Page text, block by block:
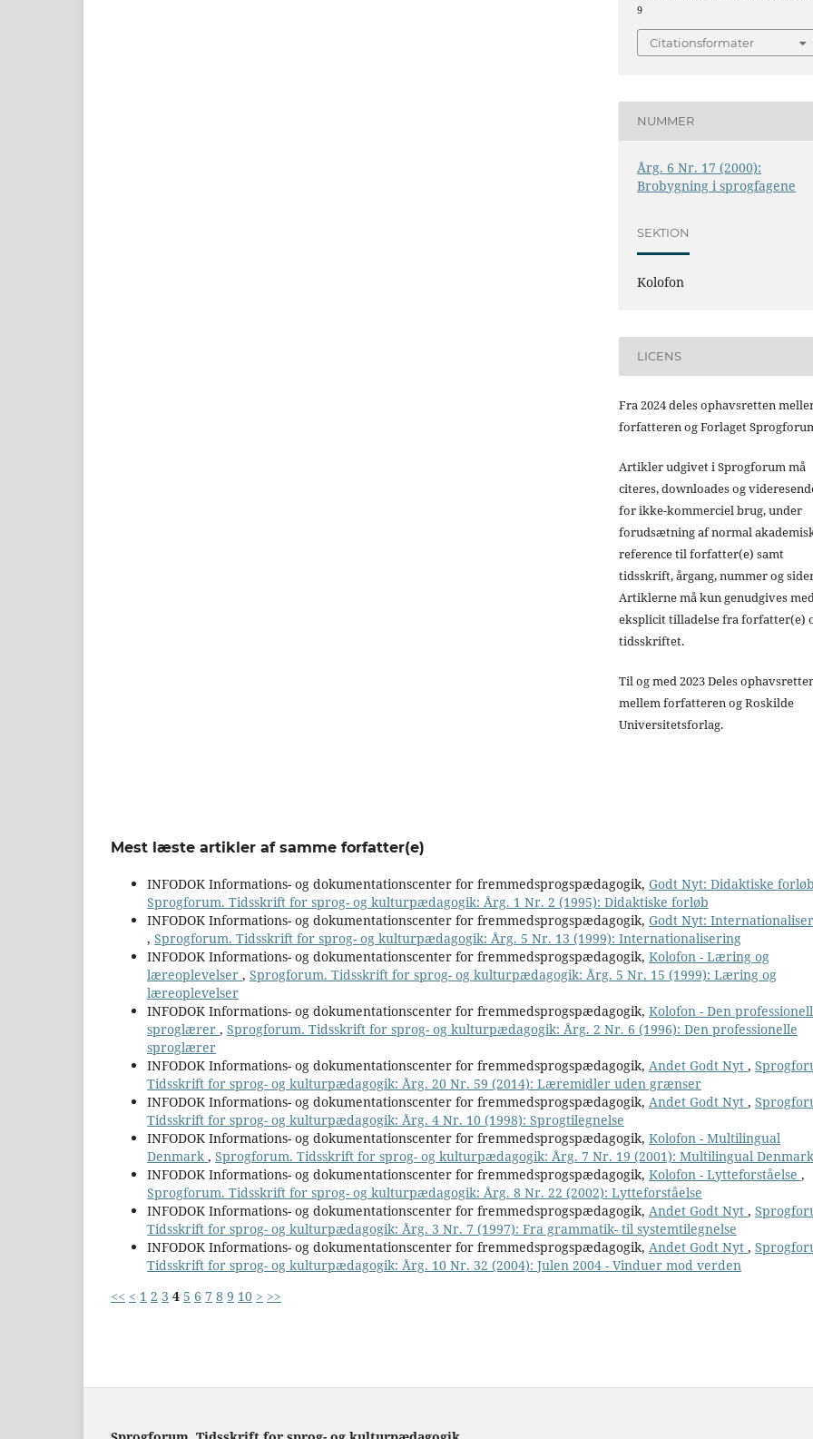
9
Citationsformater
NUMMER
Årg. 6 Nr. 17 (2000):
Brobygning i sprogfagene
SEKTION
Kolofon
LICENS
Fra 2024 deles ophavsretten
forfatteren og Forlaget
Artikler udgivet i Sprogforum må
citeres, downloades og
for ikke-kommerciel brug, under
forudsætning af normal
reference til forfatter(e) samt
tidsskrift, årgang, nummer og
Artiklerne må kun genudgives
eksplicit tilladelse fra forfatter(e)
tidsskriftet.
Til og med 2023 Deles
mellem forfatteren og Roskilde
Universitetsforlag.
Mest læste artikler af samme forfatter(e)
INFODOK Informations- og dokumentationscenter for fremmedsprogspædagogik, Godt Nyt: Didaktiske
Sprogforum. Tidsskrift for sprog- og kulturpædagogik: Årg. 1 Nr. 2 (1995): Didaktiske forløb
INFODOK Informations- og dokumentationscenter for fremmedsprogspædagogik, Godt Nyt:
, Sprogforum. Tidsskrift for sprog- og kulturpædagogik: Årg. 5 Nr. 13 (1999): Internationalisering
INFODOK Informations- og dokumentationscenter for fremmedsprogspædagogik, Kolofon - Læring og
læreoplevelser , Sprogforum. Tidsskrift for sprog- og kulturpædagogik: Årg. 5 Nr. 15 (1999): Læring og
læreoplevelser
INFODOK Informations- og dokumentationscenter for fremmedsprogspædagogik, Kolofon - Den
sproglærer , Sprogforum. Tidsskrift for sprog- og kulturpædagogik: Årg. 2 Nr. 6 (1996): Den professionelle
sproglærer
INFODOK Informations- og dokumentationscenter for fremmedsprogspædagogik, Andet Godt Nyt ,
Tidsskrift for sprog- og kulturpædagogik: Årg. 20 Nr. 59 (2014): Læremidler uden grænser
INFODOK Informations- og dokumentationscenter for fremmedsprogspædagogik, Andet Godt Nyt ,
Tidsskrift for sprog- og kulturpædagogik: Årg. 4 Nr. 10 (1998): Sprogtilegnelse
INFODOK Informations- og dokumentationscenter for fremmedsprogspædagogik, Kolofon - Multilingual
Denmark , Sprogforum. Tidsskrift for sprog- og kulturpædagogik: Årg. 7 Nr. 19 (2001): Multilingual Denmark
INFODOK Informations- og dokumentationscenter for fremmedsprogspædagogik, Kolofon - Lytteforståelse ,
Sprogforum. Tidsskrift for sprog- og kulturpædagogik: Årg. 8 Nr. 22 (2002): Lytteforståelse
INFODOK Informations- og dokumentationscenter for fremmedsprogspædagogik, Andet Godt Nyt ,
Tidsskrift for sprog- og kulturpædagogik: Årg. 3 Nr. 7 (1997): Fra grammatik- til systemtilegnelse
INFODOK Informations- og dokumentationscenter for fremmedsprogspædagogik, Andet Godt Nyt ,
Tidsskrift for sprog- og kulturpædagogik: Årg. 10 Nr. 32 (2004): Julen 2004 - Vinduer mod verden
<< < 1 2 3 4 5 6 7 8 9 10 > >>